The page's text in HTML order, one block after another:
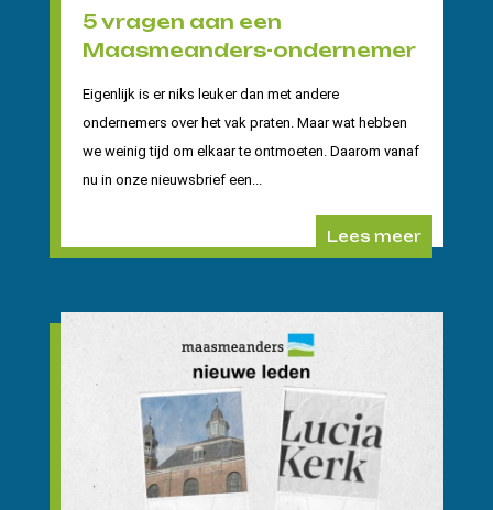
5 vragen aan een
Maasmeanders-ondernemer
Eigenlijk is er niks leuker dan met andere
ondernemers over het vak praten. Maar wat hebben
we weinig tijd om elkaar te ontmoeten. Daarom vanaf
nu in onze nieuwsbrief een...
Lees meer